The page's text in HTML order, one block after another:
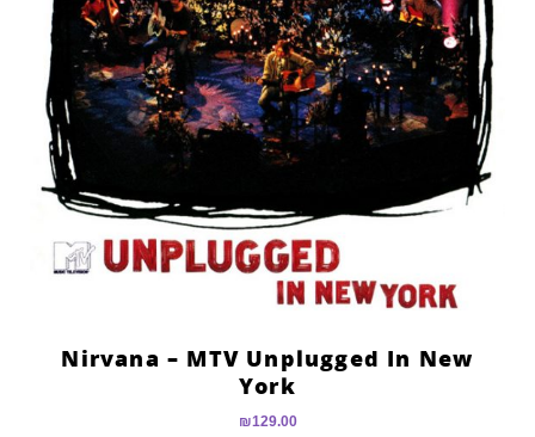
Nirvana – MTV Unplugged In New
York
₪129.00